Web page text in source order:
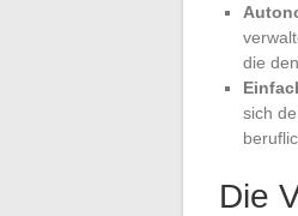
die
sich
Die